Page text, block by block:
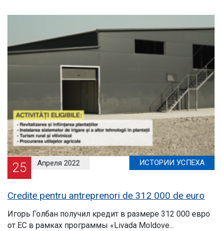
25 Апреля 2022 ИСТОРИИ УСПЕХА
Credite pentru antreprenori de 312 000 de euro
Игорь Голбан получил кредит в размере 312 000 евро
от ЕС в рамках программы «Livada Moldove...